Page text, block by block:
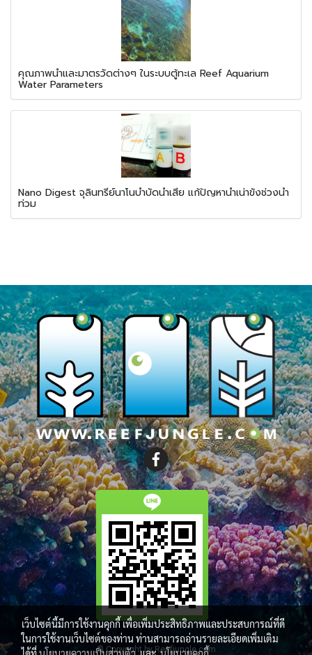
คุณภาพน้ำและมาตรวัดต่างๆ ในระบบตู้ทะเล Reef Aquarium
Water Parameters
Nano Digest จุลินทรีย์นาโนบำบัดน้ำเสีย แก้ปัญหาน้ำเน่าขังช่วงน้ำ
ท่วม
© Copyright by Reefjungle.com
เว็บไซต์นี้มีการใช้งานคุกกี้ เพื่อเพิ่มประสิทธิภาพและประสบการณ์ที่ดี
ในการใช้งานเว็บไซต์ของท่าน ท่านสามารถอ่านรายละเอียดเพิ่มเติม